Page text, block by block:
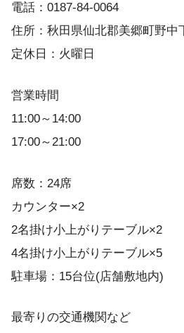
電話：0187-84-0064
住所：秋田県仙北郡美郷町野中
定休日：火曜日
営業時間
11:00～14:00
17:00～21:00
席数：24席
カウンター×2
2名掛け小上がりテーブル×2
4名掛け小上がりテーブル×5
駐車場：15台位(店舗敷地内)
最寄りの交通機関など